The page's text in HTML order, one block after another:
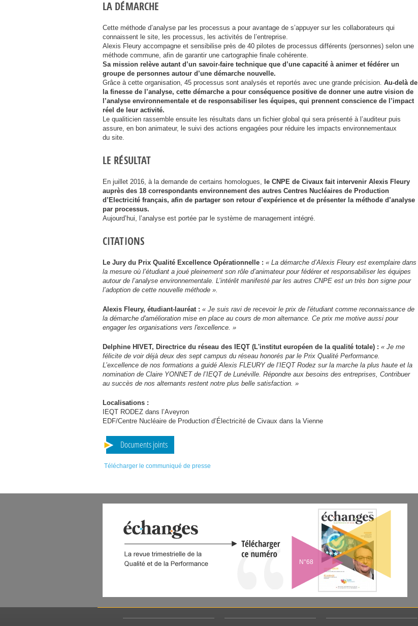
LA DÉMARCHE
Cette méthode d’analyse par les processus a pour avantage de s’appuyer sur les collaborateurs qui
connaissent le site, les processus, les activités de l’entreprise.
Alexis Fleury accompagne et sensibilise près de 40 pilotes de processus différents (personnes) selon une
méthode commune, afin de garantir une cartographie finale cohérente.
Sa mission relève autant d’un savoir-faire technique que d’une capacité à animer et fédérer un
groupe de personnes autour d’une démarche nouvelle.
Grâce à cette organisation, 45 processus sont analysés et reportés avec une grande précision. Au-delà de
la finesse de l’analyse, cette démarche a pour conséquence positive de donner une autre vision de
l’analyse environnementale et de responsabiliser les équipes, qui prennent conscience de l’impact
réel de leur activité.
Le qualiticien rassemble ensuite les résultats dans un fichier global qui sera présenté à l’auditeur puis
assure, en bon animateur, le suivi des actions engagées pour réduire les impacts environnementaux
du site.
LE RÉSULTAT
En juillet 2016, à la demande de certains homologues, le CNPE de Civaux fait intervenir Alexis Fleury
auprès des 18 correspondants environnement des autres Centres Nucléaires de Production
d’Electricité français, afin de partager son retour d’expérience et de présenter la méthode d’analyse
par processus.
Aujourd’hui, l’analyse est portée par le système de management intégré.
CITATIONS
Le Jury du Prix Qualité Excellence Opérationnelle : « La démarche d’Alexis Fleury est exemplaire dans
la mesure où l’étudiant a joué pleinement son rôle d’animateur pour fédérer et responsabiliser les équipes
autour de l’analyse environnementale. L’intérêt manifesté par les autres CNPE est un très bon signe pour
l’adoption de cette nouvelle méthode ».
Alexis Fleury, étudiant-lauréat : « Je suis ravi de recevoir le prix de l'étudiant comme reconnaissance de
la démarche d'amélioration mise en place au cours de mon alternance. Ce prix me motive aussi pour
engager les organisations vers l'excellence. »
Delphine HIVET, Directrice du réseau des IEQT (L'institut européen de la qualité totale) : « Je me
félicite de voir déjà deux des sept campus du réseau honorés par le Prix Qualité Performance.
L’excellence de nos formations a guidé Alexis FLEURYde l’IEQTRodez sur la marche la plus haute et la
nomination de Claire YONNETde l’IEQTde Lunéville. Répondre aux besoins des entreprises, Contribuer
au succès de nos alternants restent notre plus belle satisfaction. »
Localisations :
IEQT RODEZ dans l’Aveyron
EDF/Centre Nucléaire de Production d’Électricité de Civaux dans la Vienne
Documents joints
Télécharger le communiqué de presse
N°68